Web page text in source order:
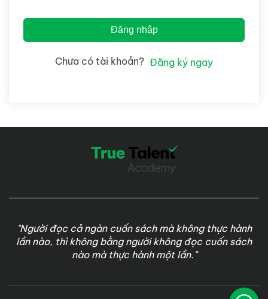
Đăng nhập
Chưa có tài khoản? Đăng ký ngay
"Người đọc cả ngàn cuốn sách mà không thực hành
lần nào, thì không bằng người không đọc cuốn sách
nào mà thực hành một lần."